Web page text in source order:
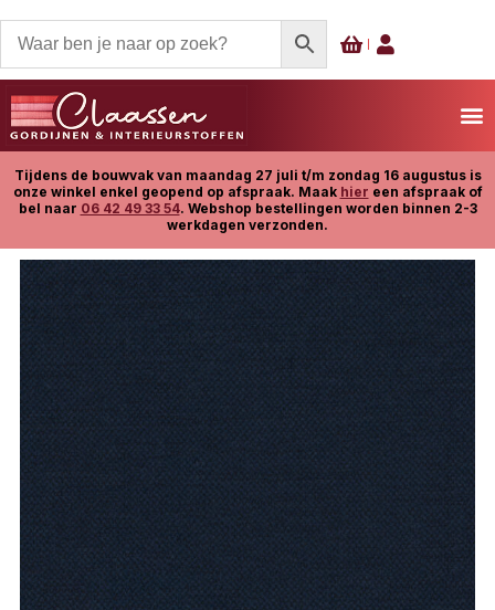
Tijdens de bouwvak van maandag 27 juli t/m zondag 16 augustus is
onze winkel enkel geopend op afspraak. Maak hier een afspraak of
bel naar 06 42 49 33 54. Webshop bestellingen worden binnen 2-3
werkdagen verzonden.